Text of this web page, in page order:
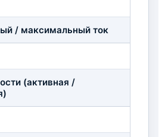
/ максимальный ток
(активная /